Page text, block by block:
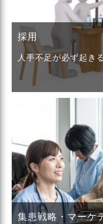
採用
人手不足が必ず起き
集患戦略・マーケ